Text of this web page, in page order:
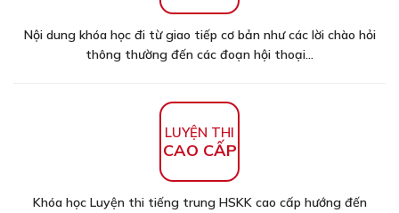
Nội dung khóa học đi từ giao tiếp cơ bản như các lời chào hỏi
thông thường đến các đoạn hội thoại...
LUYỆN THI
CAO CẤP
Khóa học Luyện thi tiếng trung HSKK cao cấp hướng đến